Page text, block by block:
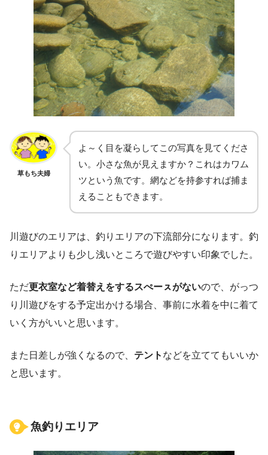
草もち夫婦
よ～く目を凝らしてこの写真を見てくださ
い。小さな魚が見えますか？これはカワム
ツという魚です。網などを持参すれば捕ま
えることもできます。
川遊びのエリアは、釣りエリアの下流部分になります。釣
りエリアよりも少し浅いところで遊びやすい印象でした。
ただ更衣室など着替えをするスぺーㇲがないので、がっつ
り川遊びをする予定出かける場合、事前に水着を中に着て
いく方がいいと思います。
また日差しが強くなるので、 テント などを立ててもいいか
と思います。
魚釣りエリア